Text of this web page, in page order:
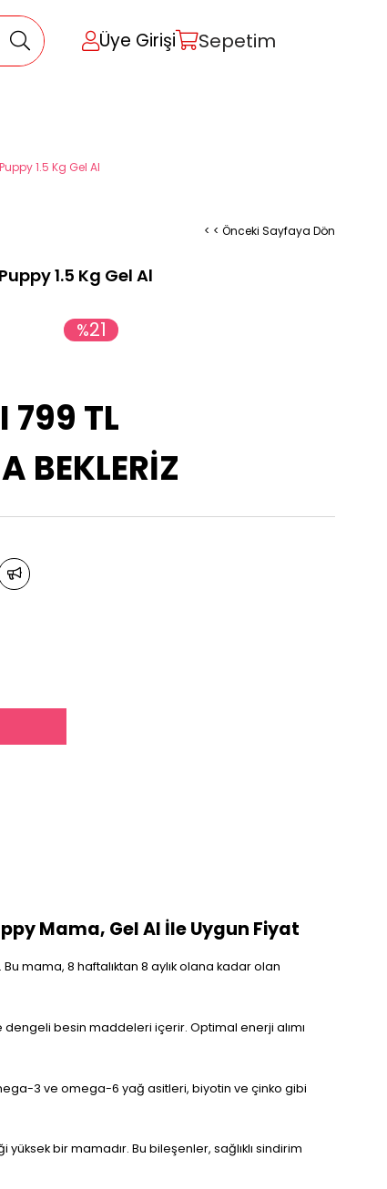
Üye Girişi Sepetim
1.5 Kg Gel Al
< < Önceki Sayfaya Dön
1.5 Kg Gel Al
%21
799 TL
BEKLERİZ
Mama, Gel Al İle Uygun Fiyat
mama, 8 haftalıktan 8 aylık olana kadar olan
besin maddeleri içerir. Optimal enerji alımı
3 ve omega-6 yağ asitleri, biyotin ve çinko gibi
bir mamadır. Bu bileşenler, sağlıklı sindirim